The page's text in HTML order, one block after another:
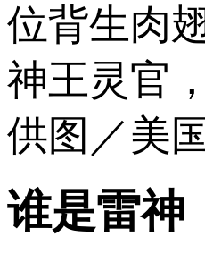
位背生肉
神王灵官
供图／美
谁是雷神